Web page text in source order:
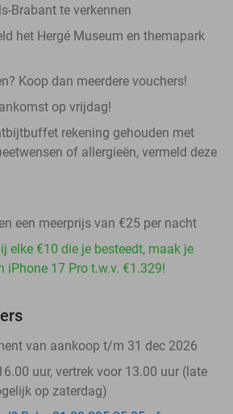
Brabant te verkennen
het Hergé Museum en themapark
Koop dan meerdere vouchers!
op vrijdag!
rekening gehouden met
of allergieën, vermeld deze
een meerprijs van €25 per nacht
elke €10 die je besteedt, maak je
iPhone 17 Pro t.w.v. €1.329!
van aankoop t/m 31 dec 2026
uur, vertrek voor 13.00 uur (late
op zaterdag)